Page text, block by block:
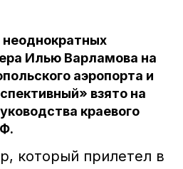
неоднократных
Илью Варламова на
аэропорта и
взято на
краевого
который прилетел в